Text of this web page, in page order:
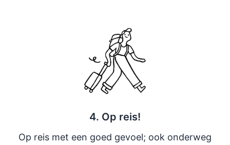
4. Op reis!
Op reis met een goed gevoel; ook onderweg